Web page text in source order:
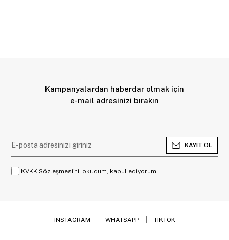
Kampanyalardan haberdar olmak için
e-mail adresinizi bırakın
KAYIT OL
KVKK Sözleşmesi'ni, okudum, kabul ediyorum.
INSTAGRAM WHATSAPP TIKTOK